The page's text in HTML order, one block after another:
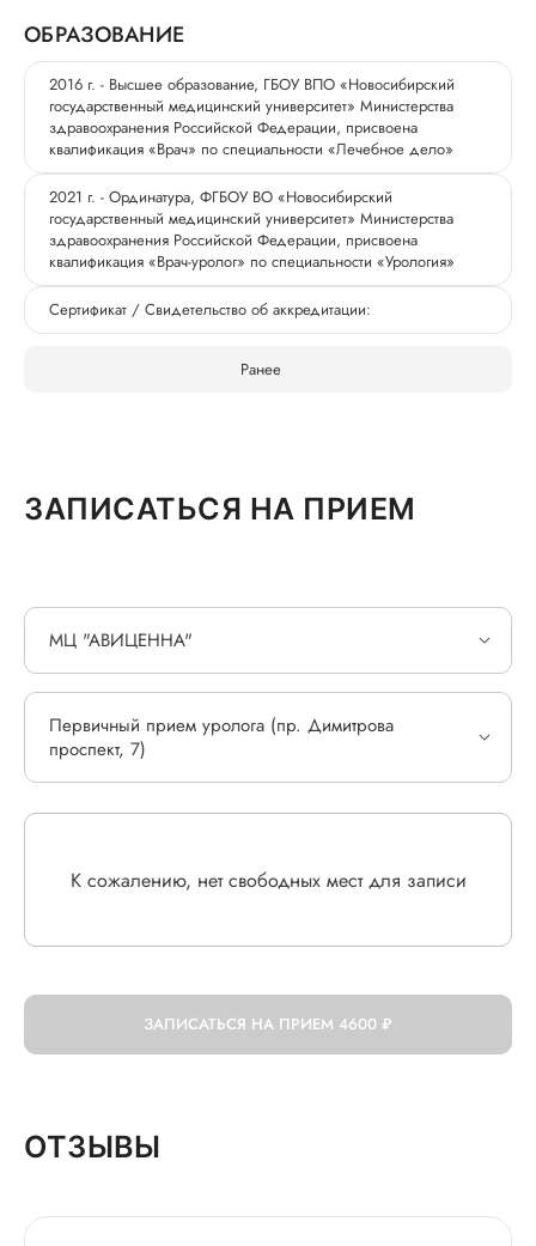
ОБРАЗОВАНИЕ
2016 г. - Высшее образование, ГБОУ ВПО «Новосибирский
государственный медицинский университет» Министерства
здравоохранения Российской Федерации, присвоена
квалификация «Врач» по специальности «Лечебное дело»
2021 г. - Ординатура, ФГБОУ ВО «Новосибирский
государственный медицинский университет» Министерства
здравоохранения Российской Федерации, присвоена
квалификация «Врач-уролог» по специальности «Урология»
Сертификат / Свидетельство об аккредитации:
Ранее
ЗАПИСАТЬСЯ НА ПРИЕМ
К сожалению, нет свободных мест для записи
МЦ "АВИЦЕННА"
Первичный прием уролога (пр. Димитрова
проспект, 7)
ЗАПИСАТЬСЯ НА ПРИЕМ 4600 ₽
ОТЗЫВЫ